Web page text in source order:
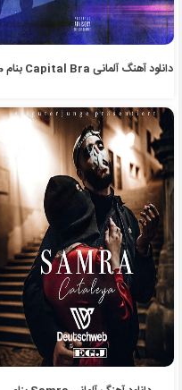
دانلود آهنگ آلمانی Capital Bra بنام 110